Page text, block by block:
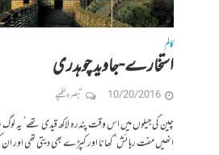
کالم
استخارے-جاوید چوہدری
10/20/2016 تبصرہ لکھیے
چین کی جیلوں میں اس وقت پندرہ لاکھ قیدی تھے‘ یہ
انھیں مفت رہائش‘ کھانا اور کپڑے بھی دیتی تھی اور